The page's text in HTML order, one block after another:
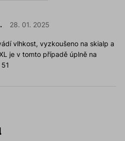
28. 01. 2025
vlhkost, vyzkoušeno na skialp a
je v tomto případě úplně na